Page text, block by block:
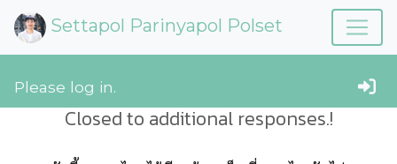
Settapol Parinyapol Polset
Please log in.
Closed to additional responses.!